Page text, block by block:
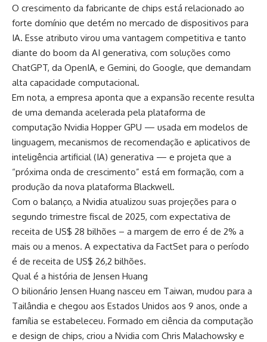
O crescimento da fabricante de chips está relacionado ao
forte domínio que detém no mercado de dispositivos para
IA. Esse atributo virou uma vantagem competitiva e tanto
diante do boom da AI generativa, com soluções como
ChatGPT, da OpenIA, e Gemini, do Google, que demandam
alta capacidade computacional.
Em nota, a empresa aponta que a expansão recente resulta
de uma demanda acelerada pela plataforma de
computação Nvidia Hopper GPU — usada em modelos de
linguagem, mecanismos de recomendação e aplicativos de
inteligência artificial (IA) generativa — e projeta que a
“próxima onda de crescimento” está em formação, com a
produção da nova plataforma Blackwell.
Com o balanço, a Nvidia atualizou suas projeções para o
segundo trimestre fiscal de 2025, com expectativa de
receita de US$ 28 bilhões – a margem de erro é de 2% a
mais ou a menos. A expectativa da FactSet para o período
é de receita de US$ 26,2 bilhões.
Qual é a história de Jensen Huang
O bilionário Jensen Huang nasceu em Taiwan, mudou para a
Tailândia e chegou aos Estados Unidos aos 9 anos, onde a
família se estabeleceu. Formado em ciência da computação
e design de chips, criou a Nvidia com Chris Malachowsky e